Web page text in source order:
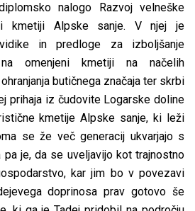
nalogo Razvoj velneške
kmetiji Alpske sanje. V njej je
in predloge za izboljšanje
omenjeni kmetiji na načelih
butičnega značaja ter skrbi
prihaja iz čudovite Logarske doline
kmetije Alpske sanje, ki leži
se že več generacij ukvarjajo s
pa je, da se uveljavijo kot trajnostno
kar jim bo v povezavi
doprinosa prav gotovo še